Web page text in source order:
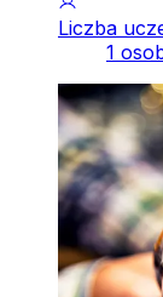
Liczba
1